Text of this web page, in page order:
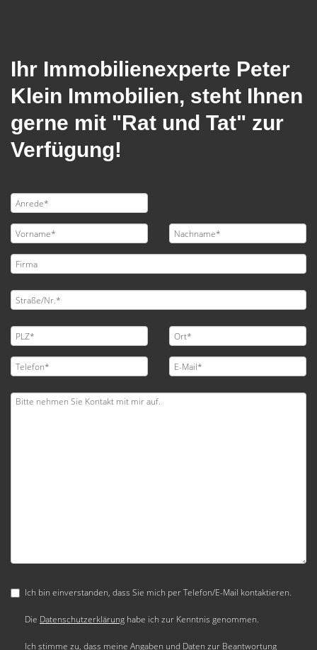
Ihr Immobilienexperte Peter
Klein Immobilien, steht Ihnen
gerne mit "Rat und Tat" zur
Verfügung!
Ich bin einverstanden, dass Sie mich per Telefon/E-Mail kontaktieren.
Die Datenschutzerklärung habe ich zur Kenntnis genommen.
Ich stimme zu, dass meine Angaben und Daten zur Beantwortung